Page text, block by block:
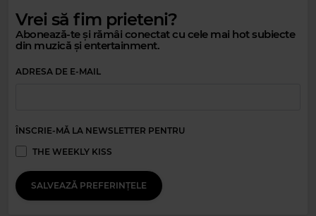
Vrei să fim prieteni?
Abonează-te și rămâi conectat cu cele mai hot subiecte
din muzică și entertainment.
ADRESA DE E-MAIL
ÎNSCRIE-MĂ LA NEWSLETTER PENTRU
THE WEEKLY KISS
SALVEAZĂ PREFERINȚELE